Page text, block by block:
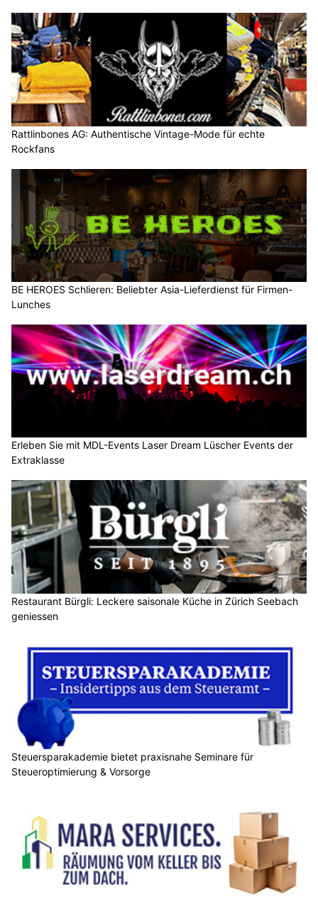
Rattlinbones AG: Authentische Vintage-Mode für echte
Rockfans
BE HEROES Schlieren: Beliebter Asia-Lieferdienst für Firmen-
Lunches
Erleben Sie mit MDL-Events Laser Dream Lüscher Events der
Extraklasse
Restaurant Bürgli: Leckere saisonale Küche in Zürich Seebach
geniessen
Steuersparakademie bietet praxisnahe Seminare für
Steueroptimierung & Vorsorge